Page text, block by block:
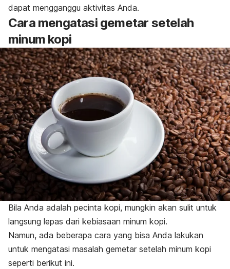
dapat mengganggu aktivitas Anda.
Cara mengatasi gemetar setelah
minum kopi
Bila Anda adalah pecinta kopi, mungkin akan sulit untuk
langsung lepas dari kebiasaan minum kopi.
Namun, ada beberapa cara yang bisa Anda lakukan
untuk mengatasi masalah gemetar setelah minum kopi
seperti berikut ini.